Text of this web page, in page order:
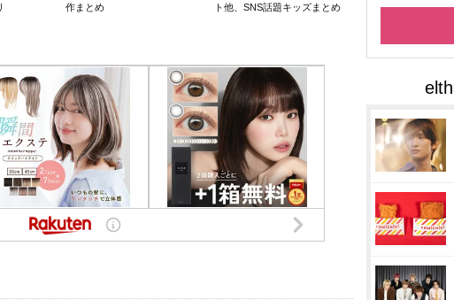
作まとめ
ト他、SNS話題キッズまとめ